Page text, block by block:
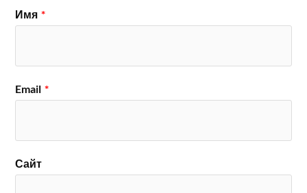
Имя *
Email *
Сайт